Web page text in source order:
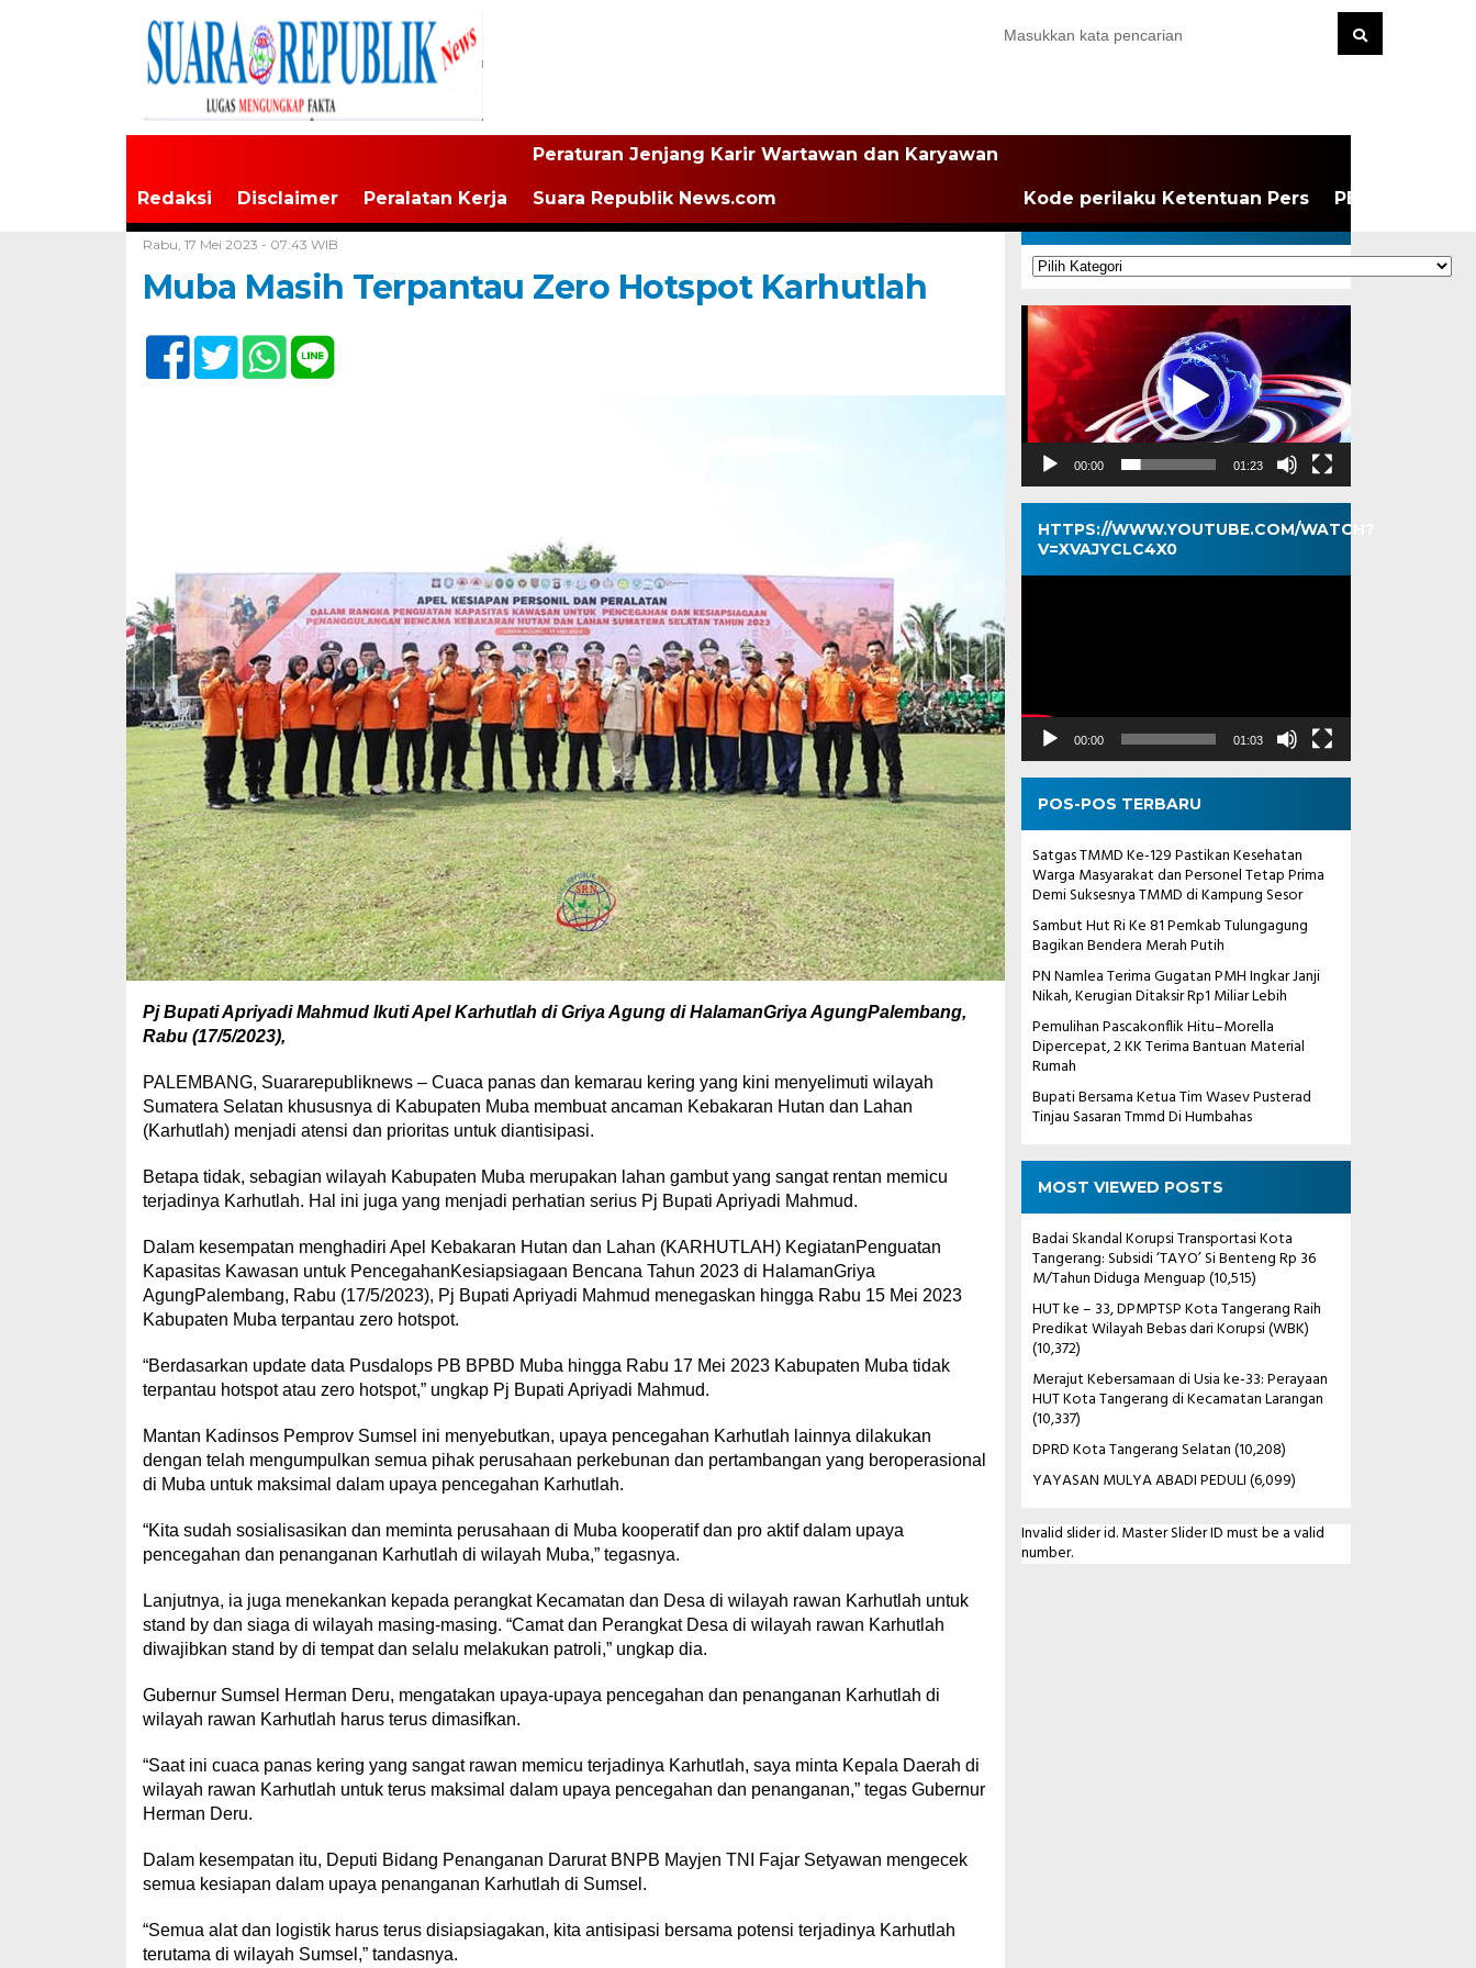
Redaksi Disclaimer Peralatan Kerja
Peraturan Jenjang Karir Wartawan dan Karyawan
Suara Republik News.com Kode perilaku Ketentuan Pers PEDOMAN
Rabu, 17 Mei 2023 - 07:43 WIB
Muba Masih Terpantau Zero Hotspot Karhutlah
Pj Bupati Apriyadi Mahmud Ikuti Apel Karhutlah di Griya Agung di HalamanGriya AgungPalembang,
Rabu (17/5/2023),
PALEMBANG, Suararepubliknews – Cuaca panas dan kemarau kering yang kini menyelimuti wilayah
Sumatera Selatan khususnya di Kabupaten Muba membuat ancaman Kebakaran Hutan dan Lahan
(Karhutlah) menjadi atensi dan prioritas untuk diantisipasi.
Betapa tidak, sebagian wilayah Kabupaten Muba merupakan lahan gambut yang sangat rentan memicu
terjadinya Karhutlah. Hal ini juga yang menjadi perhatian serius Pj Bupati Apriyadi Mahmud.
Dalam kesempatan menghadiri Apel Kebakaran Hutan dan Lahan (KARHUTLAH) KegiatanPenguatan
Kapasitas Kawasan untuk PencegahanKesiapsiagaan Bencana Tahun 2023 di HalamanGriya
AgungPalembang, Rabu (17/5/2023), Pj Bupati Apriyadi Mahmud menegaskan hingga Rabu 15 Mei 2023
Kabupaten Muba terpantau zero hotspot.
“Berdasarkan update data Pusdalops PB BPBD Muba hingga Rabu 17 Mei 2023 Kabupaten Muba tidak
terpantau hotspot atau zero hotspot,” ungkap Pj Bupati Apriyadi Mahmud.
Mantan Kadinsos Pemprov Sumsel ini menyebutkan, upaya pencegahan Karhutlah lainnya dilakukan
dengan telah mengumpulkan semua pihak perusahaan perkebunan dan pertambangan yang beroperasional
di Muba untuk maksimal dalam upaya pencegahan Karhutlah.
“Kita sudah sosialisasikan dan meminta perusahaan di Muba kooperatif dan pro aktif dalam upaya
pencegahan dan penanganan Karhutlah di wilayah Muba,” tegasnya.
Lanjutnya, ia juga menekankan kepada perangkat Kecamatan dan Desa di wilayah rawan Karhutlah untuk
stand by dan siaga di wilayah masing-masing. “Camat dan Perangkat Desa di wilayah rawan Karhutlah
diwajibkan stand by di tempat dan selalu melakukan patroli,” ungkap dia.
Gubernur Sumsel Herman Deru, mengatakan upaya-upaya pencegahan dan penanganan Karhutlah di
wilayah rawan Karhutlah harus terus dimasifkan.
“Saat ini cuaca panas kering yang sangat rawan memicu terjadinya Karhutlah, saya minta Kepala Daerah di
wilayah rawan Karhutlah untuk terus maksimal dalam upaya pencegahan dan penanganan,” tegas Gubernur
Herman Deru.
Dalam kesempatan itu, Deputi Bidang Penanganan Darurat BNPB Mayjen TNI Fajar Setyawan mengecek
semua kesiapan dalam upaya penanganan Karhutlah di Sumsel.
“Semua alat dan logistik harus terus disiapsiagakan, kita antisipasi bersama potensi terjadinya Karhutlah
terutama di wilayah Sumsel,” tandasnya.
KATEGORI
Kategori
Pemutar
Video
00:00 01:23
HTTPS://WWW.YOUTUBE.COM/WATCH?
V=XVAJYCLC4X0
Pemutar
00:00 01:03
POS-POS TERBARU
Satgas TMMD Ke-129 Pastikan Kesehatan
Warga Masyarakat dan Personel Tetap Prima
Demi Suksesnya TMMD di Kampung Sesor
Sambut Hut Ri Ke 81 Pemkab Tulungagung
Bagikan Bendera Merah Putih
PN Namlea Terima Gugatan PMH Ingkar Janji
Nikah, Kerugian Ditaksir Rp1 Miliar Lebih
Pemulihan Pascakonflik Hitu–Morella
Dipercepat, 2 KK Terima Bantuan Material
Rumah
Bupati Bersama Ketua Tim Wasev Pusterad
Tinjau Sasaran Tmmd Di Humbahas
MOST VIEWED POSTS
Badai Skandal Korupsi Transportasi Kota
Tangerang: Subsidi ‘TAYO’ Si Benteng Rp 36
M/Tahun Diduga Menguap(10,515)
HUT ke – 33, DPMPTSP Kota Tangerang Raih
Predikat Wilayah Bebas dari Korupsi (WBK)
(10,372)
Merajut Kebersamaan di Usia ke-33: Perayaan
HUT Kota Tangerang di Kecamatan Larangan
(10,337)
DPRD Kota Tangerang Selatan(10,208)
YAYASAN MULYA ABADI PEDULI(6,099)
Invalid slider id. Master Slider ID must be a valid
number.